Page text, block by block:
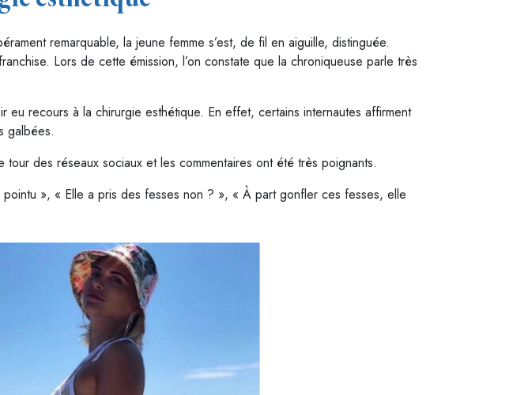
remarquable, la jeune femme s’est, de fil en aiguille, distinguée.
Lors de cette émission, l’on constate que la chroniqueuse parle très
recours à la chirurgie esthétique. En effet, certains internautes affirment
galbées.
des réseaux sociaux et les commentaires ont été très poignants.
pointu », « Elle a pris des fesses non ? », « À part gonfler ces fesses, elle